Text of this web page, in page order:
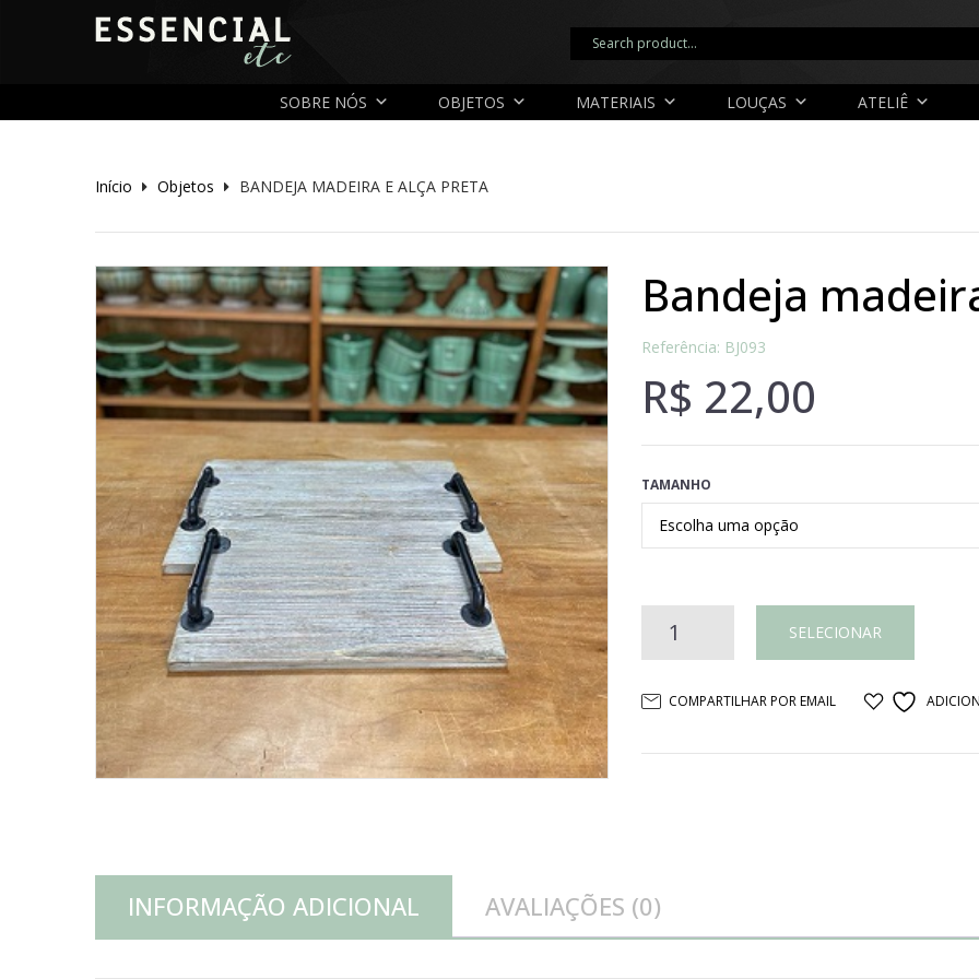
SOBRE NÓS OBJETOS MATERIAIS LOUÇAS ATELIÊ
Início Objetos BANDEJA MADEIRA E ALÇA PRETA
bandeja
Referência: BJ093
R$ 22,00
TAMANHO
BANDEJA
quantidade
SELECIONAR
COMPARTILHAR POR EMAIL
INFORMAÇÃO ADICIONAL AVALIAÇÕES (0)